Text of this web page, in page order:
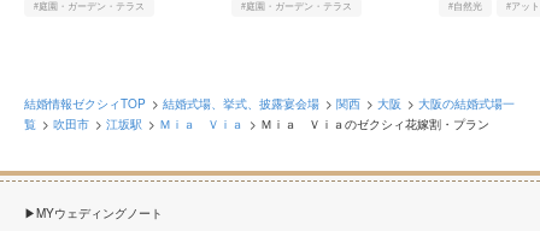
#庭園・ガーデン・テラス
#庭園・ガーデン・テラス
#自然光
#アッ
結婚情報ゼクシィTOP 結婚式場、挙式、披露宴会場 関西 大阪
大阪の結婚式場一
覧
吹田市 江坂駅 Ｍｉａ Ｖｉａ Ｍｉａ Ｖｉａのゼクシィ花嫁割・プラン
MYウェディングノート